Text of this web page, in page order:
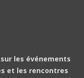
les événements
et les rencontres